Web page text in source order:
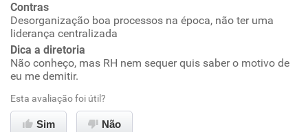
Conciliação com a vida familiar
Benefícios
Contras
Desorganização boa processos na época, não ter uma
liderança centralizada
Dica a diretoria
Não conheço, mas RH nem sequer quis saber o motivo de
eu me demitir.
Esta avaliação foi útil?
Sim Não